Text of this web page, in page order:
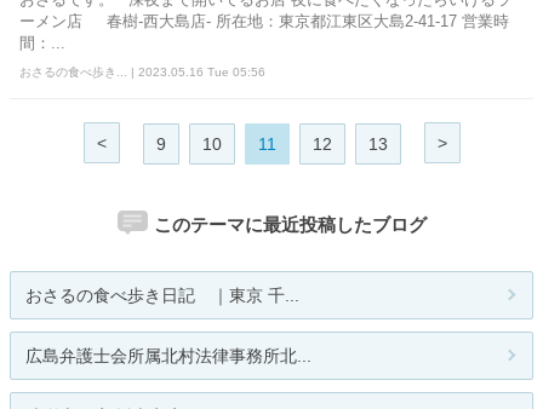
ーメン店 春樹-西大島店- 所在地：東京都江東区大島2-41-17 営業時
間：...
おさるの食べ歩き... | 2023.05.16 Tue 05:56
< 9 10 11 12 13 >
このテーマに最近投稿したブログ
おさるの食べ歩き日記 ｜東京 千...
広島弁護士会所属北村法律事務所北...